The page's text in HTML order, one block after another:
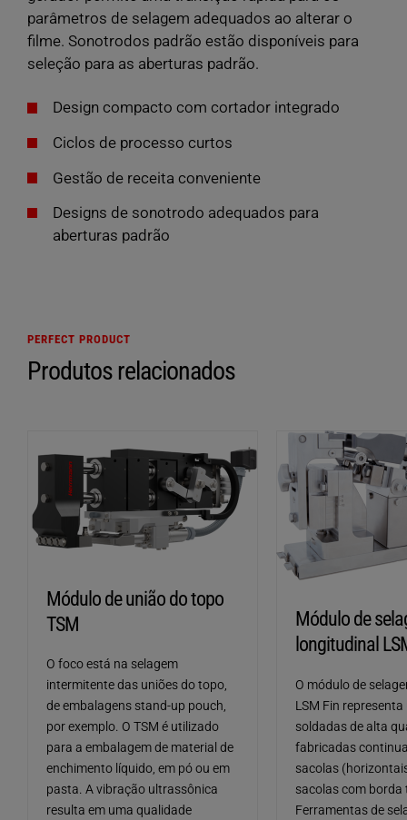
parâmetros de selagem adequados ao alterar o
filme. Sonotrodos padrão estão disponíveis para
seleção para as aberturas padrão.
Design compacto com cortador integrado
Ciclos de processo curtos
Gestão de receita conveniente
Designs de sonotrodo adequados para
aberturas padrão
PERFECT PRODUCT
Produtos relacionados
Módulo de união do topo
TSM
O foco está na selagem
intermitente das uniões do topo,
de embalagens stand-up pouch,
por exemplo. O TSM é utilizado
para a embalagem de material de
enchimento líquido, em pó ou em
pasta. A vibração ultrassônica
resulta em uma qualidade
Módulo de
longitudinal
O módulo de
LSM Fin representa
soldadas de alta
fabricadas
sacolas
sacolas com
Ferramentas de